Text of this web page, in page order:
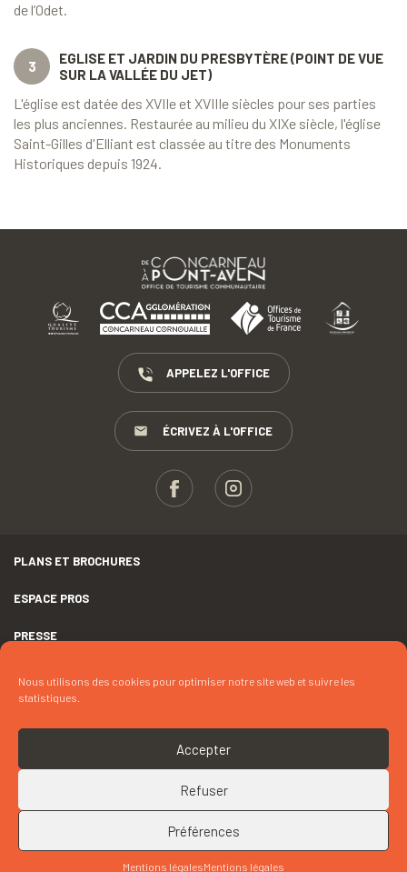
Nous utilisons des cookies pour optimiser notre site web et suivre les
statistiques.
Accepter
Refuser
Préférences
Mentions légalesMentions légales
de l’Odet.
3
EGLISE ET JARDIN DU PRESBYTÈRE (POINT DE VUE
SUR LA VALLÉE DU JET)
L'église est datée des XVIIe et XVIIIe siècles pour ses parties
les plus anciennes. Restaurée au milieu du XIXe siècle, l'église
Saint-Gilles d'Elliant est classée au titre des Monuments
Historiques depuis 1924.
APPELEZ L'OFFICE
ÉCRIVEZ À L'OFFICE
PLANS ET BROCHURES
ESPACE PROS
PRESSE
DÉCLARATION D’ACCESSIBILITÉ